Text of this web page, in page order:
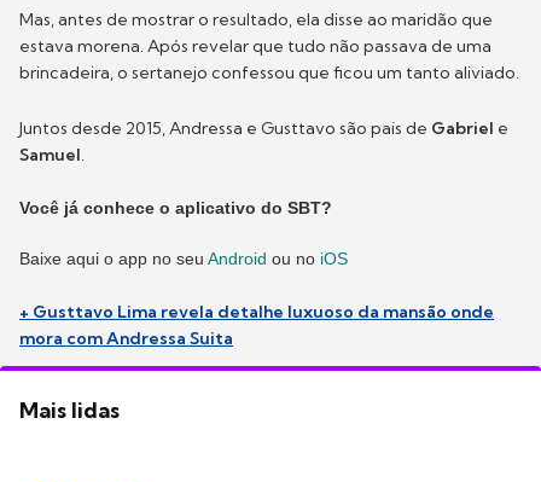
Mas, antes de mostrar o resultado, ela disse ao maridão que
estava morena. Após revelar que tudo não passava de uma
brincadeira, o sertanejo confessou que ficou um tanto aliviado.
Juntos desde 2015, Andressa e Gusttavo são pais de Gabriel e
Samuel.
Você já conhece o aplicativo do SBT?
Baixe aqui o app no seu Android ou no iOS
+ Gusttavo Lima revela detalhe luxuoso da mansão onde
mora com Andressa Suita
Mais lidas